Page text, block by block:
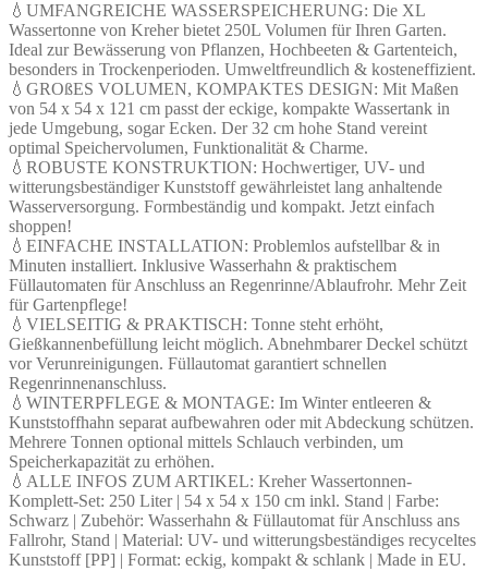
💧UMFANGREICHE WASSERSPEICHERUNG: Die XL
Wassertonne von Kreher bietet 250L Volumen für Ihren Garten.
Ideal zur Bewässerung von Pflanzen, Hochbeeten & Gartenteich,
besonders in Trockenperioden. Umweltfreundlich & kosteneffizient.
💧GROßES VOLUMEN, KOMPAKTES DESIGN: Mit Maßen
von 54 x 54 x 121 cm passt der eckige, kompakte Wassertank in
jede Umgebung, sogar Ecken. Der 32 cm hohe Stand vereint
optimal Speichervolumen, Funktionalität & Charme.
💧ROBUSTE KONSTRUKTION: Hochwertiger, UV- und
witterungsbeständiger Kunststoff gewährleistet lang anhaltende
Wasserversorgung. Formbeständig und kompakt. Jetzt einfach
shoppen!
💧EINFACHE INSTALLATION: Problemlos aufstellbar & in
Minuten installiert. Inklusive Wasserhahn & praktischem
Füllautomaten für Anschluss an Regenrinne/Ablaufrohr. Mehr Zeit
für Gartenpflege!
💧VIELSEITIG & PRAKTISCH: Tonne steht erhöht,
Gießkannenbefüllung leicht möglich. Abnehmbarer Deckel schützt
vor Verunreinigungen. Füllautomat garantiert schnellen
Regenrinnenanschluss.
💧WINTERPFLEGE & MONTAGE: Im Winter entleeren &
Kunststoffhahn separat aufbewahren oder mit Abdeckung schützen.
Mehrere Tonnen optional mittels Schlauch verbinden, um
Speicherkapazität zu erhöhen.
💧ALLE INFOS ZUM ARTIKEL: Kreher Wassertonnen-
Komplett-Set: 250 Liter | 54 x 54 x 150 cm inkl. Stand | Farbe:
Schwarz | Zubehör: Wasserhahn & Füllautomat für Anschluss ans
Fallrohr, Stand | Material: UV- und witterungsbeständiges recyceltes
Kunststoff [PP] | Format: eckig, kompakt & schlank | Made in EU.